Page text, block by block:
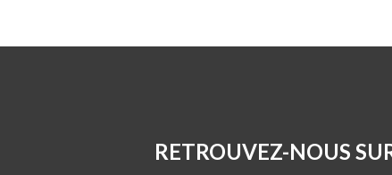
RETROUVEZ-NOUS